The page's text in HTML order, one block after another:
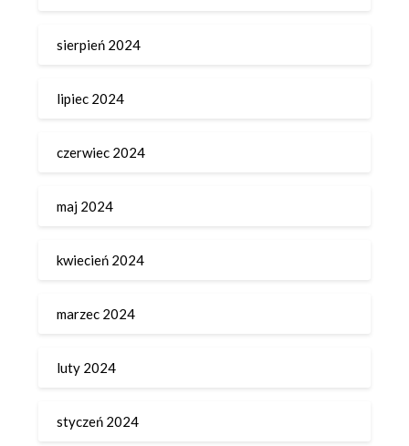
sierpień 2024
lipiec 2024
czerwiec 2024
maj 2024
kwiecień 2024
marzec 2024
luty 2024
styczeń 2024